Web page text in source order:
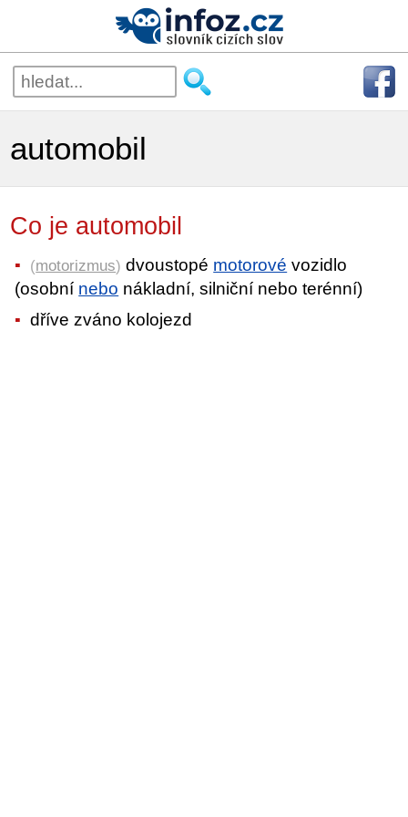
automobil
Co je automobil
(motorizmus) dvoustopé motorové vozidlo
(osobní nebo nákladní, silniční nebo terénní)
dříve zváno kolojezd